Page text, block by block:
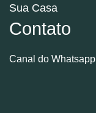
Sua Casa
Contato
Canal do Whatsapp